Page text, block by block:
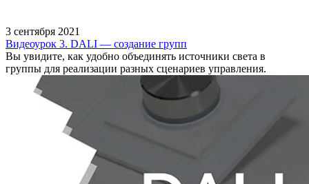
3 сентября 2021
Видеоурок 3. DALI — создание групп
Вы увидите, как удобно объединять источники света в
группы для реализации разных сценариев управления.